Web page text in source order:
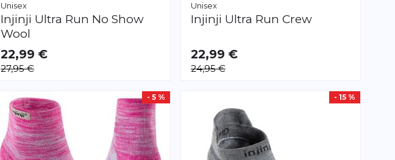
Unisex
Injinji Ultra Run No Show
Wool
VERFÜGBAR
SMLXL
22,99 €
27,95 €
Unisex
Injinji Ultra Run Crew
VERFÜGBAR
SML
22,99 €
24,95 €
- 5 % - 15 %